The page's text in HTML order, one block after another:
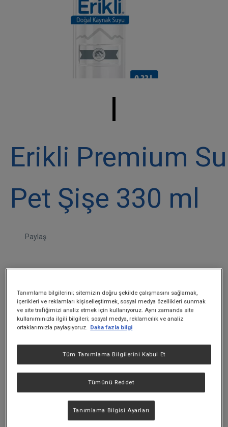
Erikli Premium Su
Pet Şişe 330 ml
Paylaş
zirvesinden gelen doğal kaynak suyunu premium
pet şişe formunda sunan özel bir üründür.
Premium Pet seri içinde yer alan bu ürün, ambalaj
tasarımı ve sunum diliyle seçkin kullanım
alanlarına hitap eder.
330 ml’lik kompakt hacmi, masa düzenine uyum
sağlayan formu ve sade duruşuyla toplantılarda,
özel davetlerde ve sunumun ön planda olduğu
ortamlarda tercih edilir. Erikli Premium Pet 330 ml,
premium ürün tercih eden kullanıcılar için zarif ve
Tanımlama bilgilerini; sitemizin doğru şekilde çalışmasını sağlamak,
içerikleri ve reklamları kişiselleştirmek, sosyal medya özellikleri sunmak
ve site trafiğimizi analiz etmek için kullanıyoruz. Aynı zamanda site
kullanımınızla ilgili bilgileri; sosyal medya, reklamcılık ve analiz
ortaklarımızla paylaşıyoruz.
Daha fazla bilgi
Tümünü Reddet
Tüm Tanımlama Bilgilerini Kabul Et
Tanımlama Bilgisi Ayarları